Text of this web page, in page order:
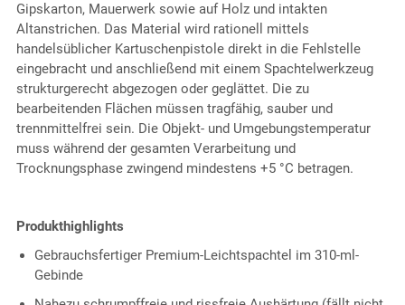
Gipskarton, Mauerwerk sowie auf Holz und intakten
Altanstrichen. Das Material wird rationell mittels
handelsüblicher Kartuschenpistole direkt in die Fehlstelle
eingebracht und anschließend mit einem Spachtelwerkzeug
strukturgerecht abgezogen oder geglättet. Die zu
bearbeitenden Flächen müssen tragfähig, sauber und
trennmittelfrei sein. Die Objekt- und Umgebungstemperatur
muss während der gesamten Verarbeitung und
Trocknungsphase zwingend mindestens +5 °C betragen.
Produkthighlights
Gebrauchsfertiger Premium-Leichtspachtel im 310-ml-
Gebinde